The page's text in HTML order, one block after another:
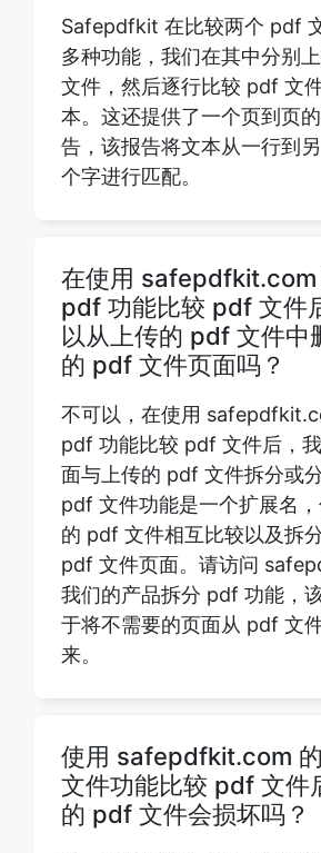
Safepdfkit 在比较两个 pdf
多种功能，我们在其中分别
文件，然后逐行比较 pdf 文
本。这还提供了一个页到页
告，该报告将文本从一行到
个字进行匹配。
在使用 safepdfkit.com
pdf 功能比较 pdf 文件
以从上传的 pdf 文件中
的 pdf 文件页面吗？
不可以，在使用
pdf 功能比较 pdf 文件后，
面与上传的 pdf 文件拆分或
pdf 文件功能是一个扩展名
的 pdf 文件相互比较以及拆
pdf 文件页面。请访问
我们的产品拆分 pdf 功能，
于将不需要的页面从 pdf 文
来。
使用 safepdfkit.com
文件功能比较 pdf 文件
的 pdf 文件会损坏吗？